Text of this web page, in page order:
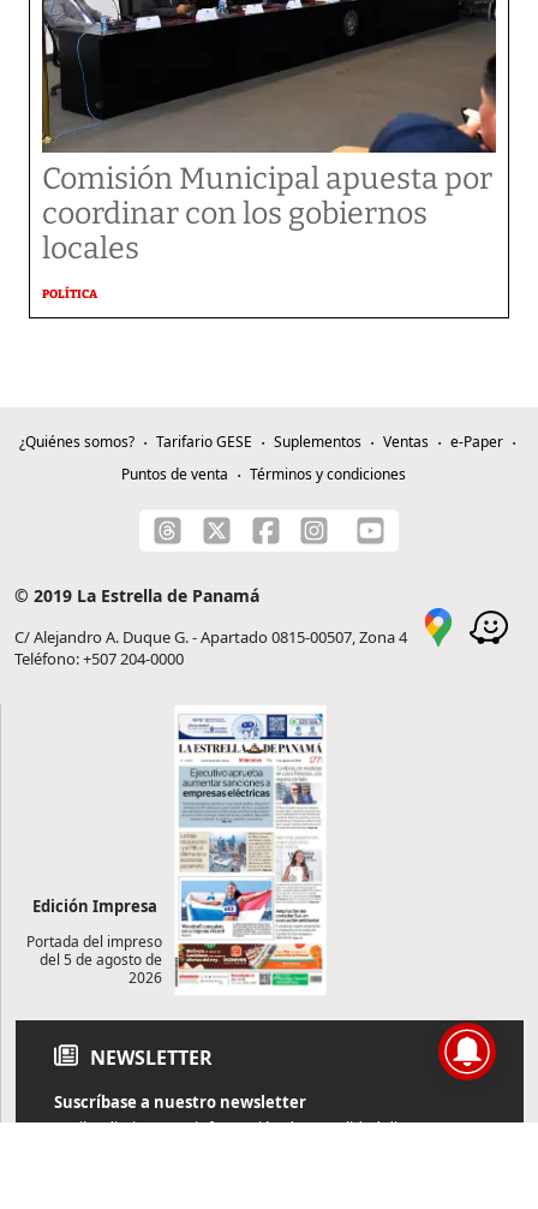
Comisión Municipal apuesta por
coordinar con los gobiernos
locales
POLÍTICA
¿Quiénes somos? Tarifario GESE Suplementos Ventas
e-Paper
Puntos de venta
Términos y condiciones
© 2019 La Estrella de Panamá
C/ Alejandro A. Duque G. - Apartado 0815-00507, Zona 4
Teléfono: +507 204-0000
Edición Impresa
Portada del impreso
del 5 de agosto de
2026
NEWSLETTER
Suscríbase a nuestro newsletter
Reciba diariamente información de actualidad directamente en